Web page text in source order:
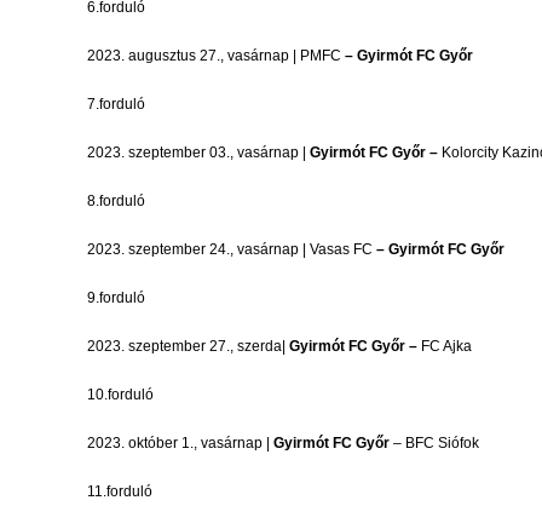
6.forduló
2023. augusztus 27., vasárnap | PMFC – Gyirmót FC Győr
7.forduló
2023. szeptember 03., vasárnap | Gyirmót FC Győr – Kolorcity
8.forduló
2023. szeptember 24., vasárnap | Vasas FC – Gyirmót FC Győr
9.forduló
2023. szeptember 27., szerda| Gyirmót FC Győr – FC Ajka
10.forduló
2023. október 1., vasárnap | Gyirmót FC Győr – BFC Siófok
11.forduló